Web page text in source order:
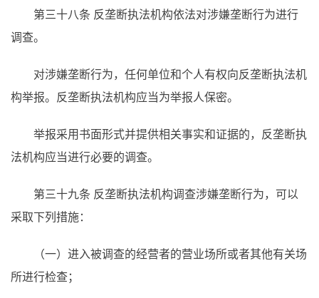
第三十八条 反垄断执法机构依法对涉嫌垄断行为进行
调查。
对涉嫌垄断行为，任何单位和个人有权向反垄断执法机
构举报。反垄断执法机构应当为举报人保密。
举报采用书面形式并提供相关事实和证据的，反垄断执
法机构应当进行必要的调查。
第三十九条 反垄断执法机构调查涉嫌垄断行为，可以
采取下列措施：
（一）进入被调查的经营者的营业场所或者其他有关场
所进行检查；